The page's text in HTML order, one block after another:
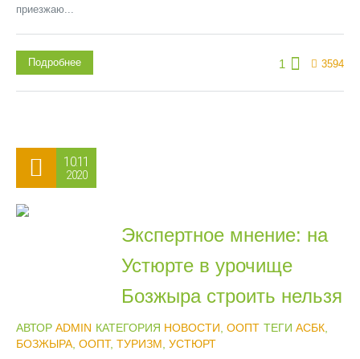
приезжаю...
1 3594
Подробнее
10.11
2020
Экспертное мнение: на
Устюрте в урочище
Бозжыра строить нельзя
АВТОР ADMIN КАТЕГОРИЯ НОВОСТИ ООПТ ТЕГИ АСБК
БОЗЖЫРА ООПТ, ТУРИЗМ УСТЮРТ